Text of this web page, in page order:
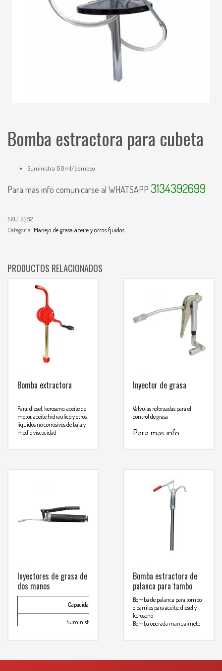
Bomba estractora para cubeta
Suministra 60ml/bombeo
Para mas info comunicarse al WHATSAPP 3134392699
SKU: 2362
Categoría: Manejo de grasa aceite y otros fjuidos
PRODUCTOS RELACIONADOS
Bomba extractora
Para: diesel, keroseno, aceite de
motor, aceite hidraulico y otros
liquidos no corrosivos de baja y
medio viscocidad
WHATSAPP3134392699
Inyector de grasa
Valvulas reforzadas para el
control de grasa
Para mas info
Inyectores de grasa de
dos manos
Capacidad
Suministro 1gr./ciclo
Bomba estractora de
palanca para tambo
Bomba de palanca para tombo
o barriles para aceite, diesel y
keroseno
Bomba operada manualmete